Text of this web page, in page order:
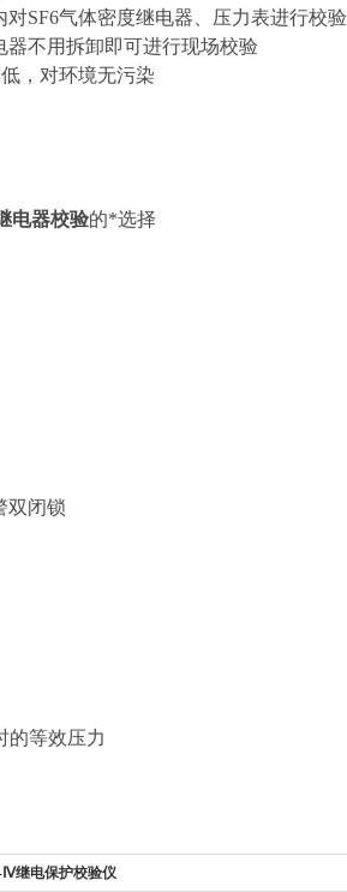
SF6气体密度继电器、压力表进行校验
不用拆卸即可进行现场校验
，对环境无污染
电器校验的*选择
双闭锁
的等效压力
Ⅳ继电保护校验仪